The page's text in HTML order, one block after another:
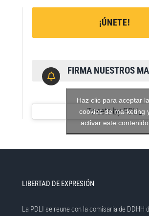
¡ÚNETE!
FIRMA NUESTROS
Tweets by PDLI_
Haz clic para aceptar
cookies de marketing
activar este contenido
LIBERTAD DE EXPRESIÓN
La PDLI se reune con la comisaria de DDHH